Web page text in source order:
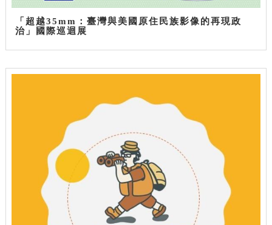
「超越35mm：臺灣與美國原住民族影像的再現政
治」國際巡迴展